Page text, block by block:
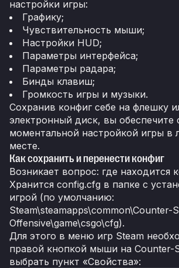
настройки игры:
Графику;
Чувствительность мыши;
Настройки HUD;
Параметры интерфейса;
Параметры радара;
Бинды клавиш;
Громкость игры и музыки.
Сохранив конфиг себе на флешку
электронный диск, вы обеспечите
моментальной настройкой игры
месте.
Как сохранить и перенести конфиг
Возникает вопрос: где находится
Хранится config.cfg в папке с
игрой (по умолчанию:
Steam\steamapps\common\Counter-
Offensive\game\csgo\cfg).
Для этого в меню игр Steam
правой кнопкой мыши на Counter-
выбрать пункт «Свойства»: